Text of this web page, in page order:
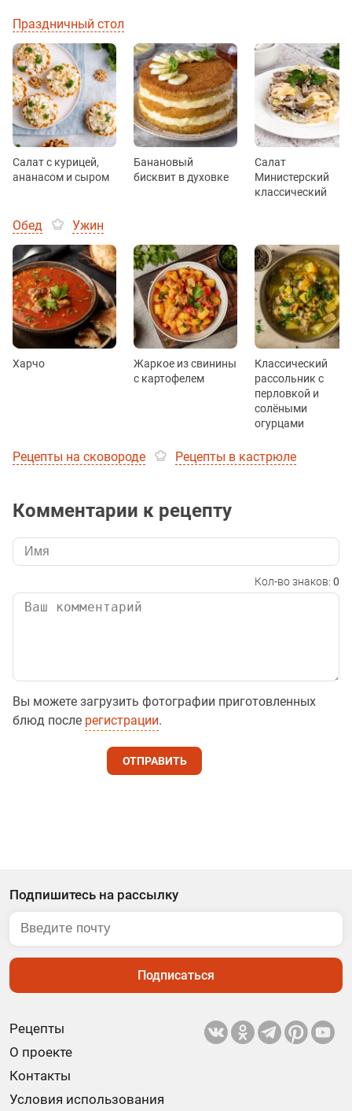
Праздничный стол
Салат с курицей,
ананасом и сыром
Банановый
бисквит в духовке
Салат
Министерский
классический
Обед Ужин
Харчо
Жаркое из свинины
с картофелем
Классический
рассольник с
перловкой и
солёными
огурцами
Рецепты на сковороде Рецепты в кастрюле
Комментарии к рецепту
Кол-во знаков: 0
Вы можете загрузить фотографии приготовленных
блюд после регистрации.
ОТПРАВИТЬ
Рецепты
О проекте
Контакты
Условия использования
Подпишитесь на рассылку
Подписаться